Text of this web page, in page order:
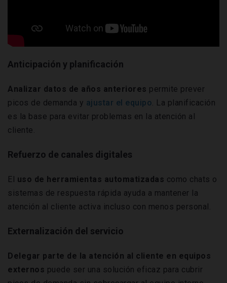
Anticipación y planificación
Analizar datos de años anteriores permite prever
picos de demanda y ajustar el equipo . La planificación
es la base para evitar problemas en la atención al
cliente.
Refuerzo de canales digitales
El uso de herramientas automatizadas como chats o
sistemas de respuesta rápida ayuda a mantener la
atención al cliente activa incluso con menos personal.
Externalización del servicio
Delegar parte de la atención al cliente en equipos
externos puede ser una solución eficaz para cubrir